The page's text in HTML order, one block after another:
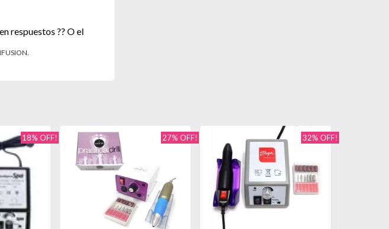
respuestos ?? O el
18% OFF! 27% OFF! 32% OFF!